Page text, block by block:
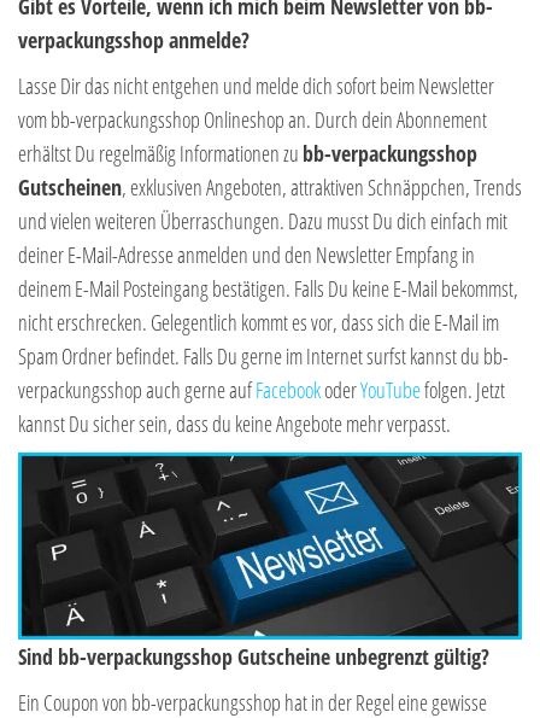
Gibt es Vorteile, wenn ich mich beim Newsletter von bb-
verpackungsshop anmelde?
Lasse Dir das nicht entgehen und melde dich sofort beim Newsletter
vom bb-verpackungsshop Onlineshop an. Durch dein Abonnement
erhältst Du regelmäßig Informationen zu bb-verpackungsshop
Gutscheinen, exklusiven Angeboten, attraktiven Schnäppchen, Trends
und vielen weiteren Überraschungen. Dazu musst Du dich einfach mit
deiner E-Mail-Adresse anmelden und den Newsletter Empfang in
deinem E-Mail Posteingang bestätigen. Falls Du keine E-Mail bekommst,
nicht erschrecken. Gelegentlich kommt es vor, dass sich die E-Mail im
Spam Ordner befindet. Falls Du gerne im Internet surfst kannst du bb-
verpackungsshop auch gerne aufFacebookoderYouTubefolgen. Jetzt
kannst Du sicher sein, dass du keine Angebote mehr verpasst.
Sind bb-verpackungsshop Gutscheine unbegrenzt gültig?
Ein Coupon von bb-verpackungsshop hat in der Regel eine gewisse